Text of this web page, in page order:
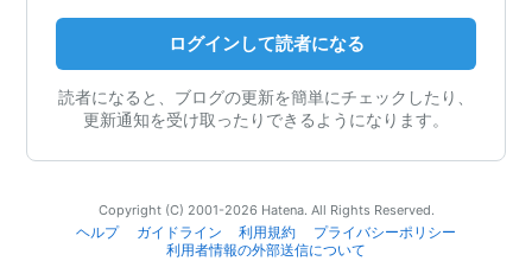
ログインして読者になる
読者になると、ブログの更新を簡単にチェックしたり、
更新通知を受け取ったりできるようになります。
Copyright (C) 2001-2026 Hatena. All Rights Reserved.
ヘルプ
ガイドライン 利用規約
プライバシーポリシー
利用者情報の外部送信について